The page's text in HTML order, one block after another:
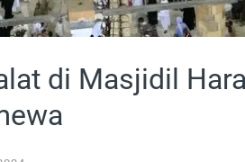
di Masjidil